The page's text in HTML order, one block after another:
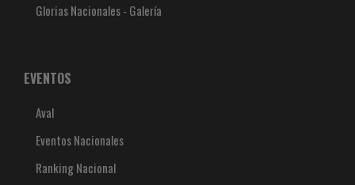
Glorias Nacionales - Galería
EVENTOS
Aval
Eventos Nacionales
Ranking Nacional